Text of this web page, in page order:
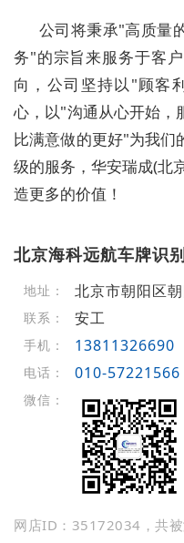
公司将秉承"高质量
务"的宗旨来服务于客
向，公司坚持以"顾客
心，以"沟通从心开始，
比满意做的更好"为我们
级的服务，华安瑞成(北
造更多的价值！
北京海科远航车牌识
地址： 北京市朝阳区
联系： 安工
手机： 13811326690
电话： 010-57221566
微信：
网店ID：35172034，共